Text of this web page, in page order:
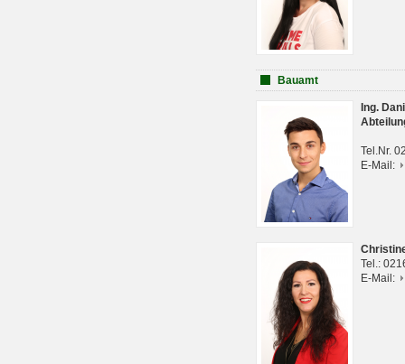
Bauamt
Ing.
Tel.Nr.
E-Mail:
Tel.:
E-Mail: